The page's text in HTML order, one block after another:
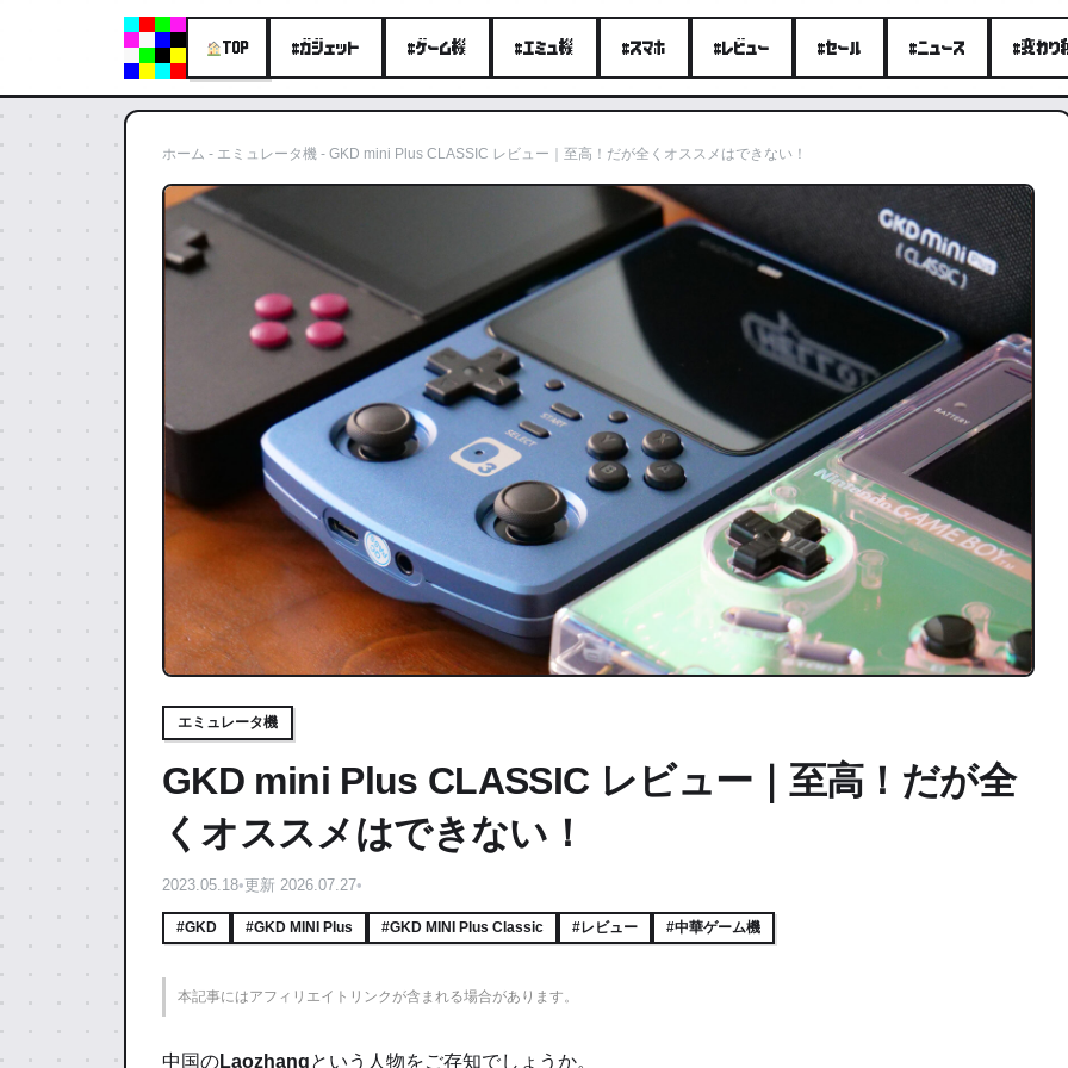
TOP #ガジェット #ゲーム機 #エミュ機 #スマホ #レビュー #セール #ニュース #変わり
ホーム - エミュレータ機 - GKD mini Plus CLASSIC レビュー｜至高！だが全くオススメはできない！
エミュレータ機
GKD mini Plus CLASSIC レビュー｜至高！だが全
くオススメはできない！
2023.05.18•更新 2026.07.27•
#GKD #GKD MINI Plus #GKD MINI Plus Classic #レビュー #中華ゲーム機
本記事にはアフィリエイトリンクが含まれる場合があります。
中国のLaozhangという人物をご存知でしょうか。